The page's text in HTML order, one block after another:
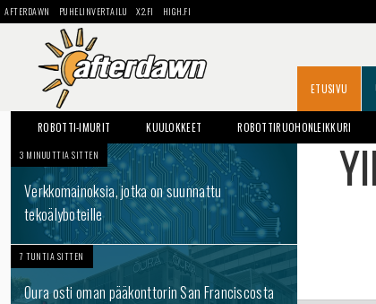
AFTERDAWN PUHELINVERTAILU X2.FI HIGH.FI
ETUSIVU
ROBOTTI-IMURIT KUULOKKEET ROBOTTIRUOHONLEIKKURI
3 MINUUTTIA SITTEN
Verkkomainoksia, jotka on suunnattu
tekoälyboteille
7 TUNTIA SITTEN
Oura osti oman pääkonttorin San Franciscosta